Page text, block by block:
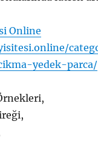
Online
yedek-parca/